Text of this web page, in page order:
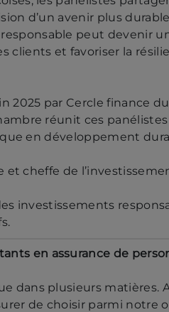
d’un avenir plus
peut devenir
clients et favoriser la
2025 par Cercle finance du
réunit ces panélistes
en développement
cheffe de
investissements
en assurance de
dans plusieurs matières.
de choisir parmi notre